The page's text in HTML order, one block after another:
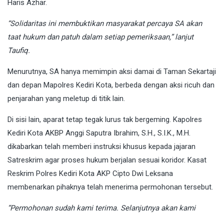
Haris Azhar.
“Solidaritas ini membuktikan masyarakat percaya SA akan
taat hukum dan patuh dalam setiap pemeriksaan,” lanjut
Taufiq.
Menurutnya, SA hanya memimpin aksi damai di Taman Sekartaji
dan depan Mapolres Kediri Kota, berbeda dengan aksi ricuh dan
penjarahan yang meletup di titik lain.
Di sisi lain, aparat tetap tegak lurus tak bergeming. Kapolres
Kediri Kota AKBP Anggi Saputra Ibrahim, S.H., S.I.K., M.H.
dikabarkan telah memberi instruksi khusus kepada jajaran
Satreskrim agar proses hukum berjalan sesuai koridor. Kasat
Reskrim Polres Kediri Kota AKP Cipto Dwi Leksana
membenarkan pihaknya telah menerima permohonan tersebut.
“Permohonan sudah kami terima. Selanjutnya akan kami